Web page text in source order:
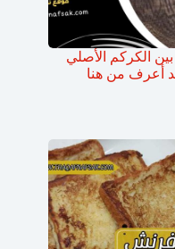
بين الكركم الأصلي
أعرف من هنا